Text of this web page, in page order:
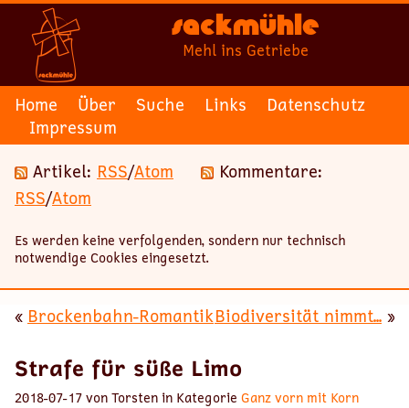
Sackmühle
Mehl ins Getriebe
Home Über Suche Links
Datenschutz
Impressum
Artikel: RSS/Atom
Kommentare:
RSS/Atom
Es werden keine verfolgenden, sondern nur technisch
notwendige Cookies eingesetzt.
« Brockenbahn-RomantikBiodiversität nimmt... »
Strafe für süße Limo
2018-07-17 von Torsten in Kategorie Ganz vorn mit Korn